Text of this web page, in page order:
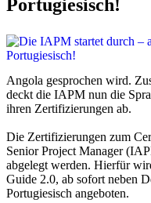
Portugiesisch!
Angola gesprochen wird.
deckt die IAPM nun die
ihren Zertifizierungen ab.
Die Zertifizierungen zum
Senior Project Manager
abgelegt werden. Hierfür
Guide 2.0, ab sofort neben
Portugiesisch angeboten.